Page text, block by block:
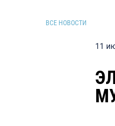
ВСЕ НОВОСТИ
11